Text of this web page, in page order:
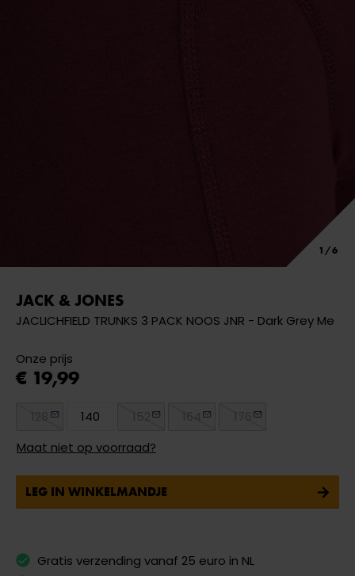
JACK & JONES
JACLICHFIELD TRUNKS 3 PACK NOOS JNR - Dark Grey Me
Onze prijs
€ 19,99
140
Maat niet op voorraad?
LEG IN WINKELMANDJE
Gratis verzending vanaf 25 euro in NL